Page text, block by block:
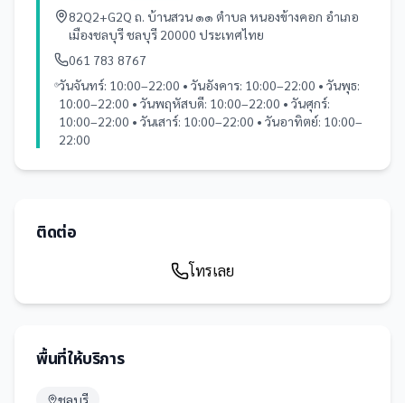
82Q2+G2Q ถ. บ้านสวน ๑๑ ตำบล หนองข้างคอก อำเภอ
เมืองชลบุรี ชลบุรี 20000 ประเทศไทย
061 783 8767
วันจันทร์: 10:00–22:00 • วันอังคาร: 10:00–22:00 • วันพุธ:
10:00–22:00 • วันพฤหัสบดี: 10:00–22:00 • วันศุกร์:
10:00–22:00 • วันเสาร์: 10:00–22:00 • วันอาทิตย์: 10:00–
22:00
ติดต่อ
โทรเลย
พื้นที่ให้บริการ
ชลบุรี